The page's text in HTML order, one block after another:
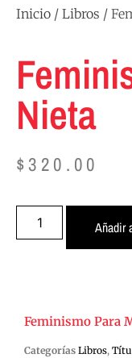
Inicio / Libros /
Nieta
$ 320.00
Añadir
Feminismo Para
Categorías Libros,